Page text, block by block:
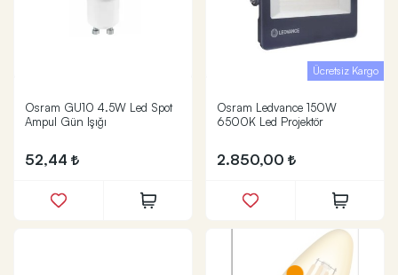
Osram GU10 4.5W Led Spot
Ampul Gün Işığı
52,44
Ücretsiz Kargo
Osram Ledvance 150W
6500K Led Projektör
2.850,00